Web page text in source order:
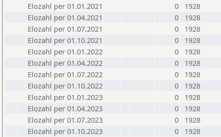
Elozahl per 01.01.2021
0
1928
Elozahl per 01.04.2021
0
1928
Elozahl per 01.07.2021
0
1928
Elozahl per 01.10.2021
0
1928
Elozahl per 01.01.2022
0
1928
Elozahl per 01.04.2022
0
1928
Elozahl per 01.07.2022
0
1928
Elozahl per 01.10.2022
0
1928
Elozahl per 01.01.2023
0
1928
Elozahl per 01.04.2023
0
1928
Elozahl per 01.07.2023
0
1928
Elozahl per 01.10.2023
0
1928